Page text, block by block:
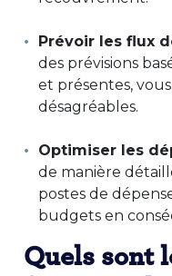
Prévoir les flux
des prévisions
et présentes,
désagréables.
Optimiser les
de manière
postes de
budgets en
Quels sont